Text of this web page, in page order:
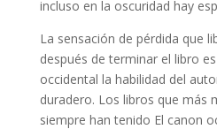
incluso en la oscuridad hay
La sensación de pérdida que
después de terminar el libro
occidental la habilidad del
duradero. Los libros que más
siempre han tenido El canon